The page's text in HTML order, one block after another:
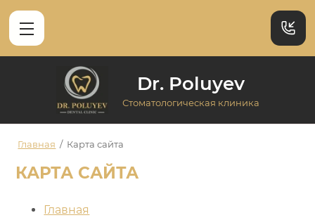
Dr. Poluyev
Стоматологическая клиника
Главная / Карта сайта
КАРТА САЙТА
Главная